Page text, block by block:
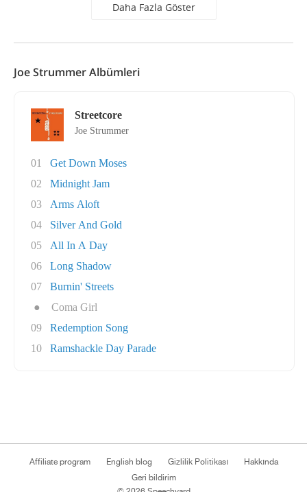
Daha Fazla Göster
Joe Strummer Albümleri
Streetcore
Joe Strummer
01
Get Down Moses
02
Midnight Jam
03
Arms Aloft
04
Silver And Gold
05
All In A Day
06
Long Shadow
07
Burnin' Streets
●
Coma Girl
09
Redemption Song
10
Ramshackle Day Parade
Affiliate program English blog Gizlilik Politikası
Hakkında
Geri bildirim